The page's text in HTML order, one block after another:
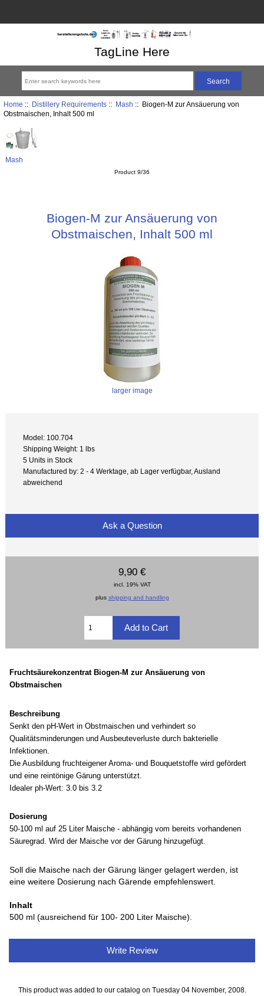
TagLine Here
Home :: Distillery Requirements:: Mash :: Biogen-M zur Ansäuerung von
Obstmaischen, Inhalt 500 ml
Mash
Product 9/36
Biogen-M zur Ansäuerung von
Obstmaischen, Inhalt 500 ml
larger image
Model: 100.704
Shipping Weight: 1 lbs
5 Units in Stock
Manufactured by: 2 - 4 Werktage, ab Lager verfügbar, Ausland
abweichend
Ask a Question
9,90 €
incl. 19% VAT
plus shipping and handling
Fruchtsäurekonzentrat Biogen-M zur Ansäuerung von
Obstmaischen
Beschreibung
Senkt den pH-Wert in Obstmaischen und verhindert so
Qualitätsminderungen und Ausbeuteverluste durch bakterielle
Infektionen.
Die Ausbildung fruchteigener Aroma- und Bouquetstoffe wird gefördert
und eine reintönige Gärung unterstützt.
Idealer ph-Wert: 3.0 bis 3.2
Dosierung
50-100 ml auf 25 Liter Maische - abhängig vom bereits vorhandenen
Säuregrad. Wird der Maische vor der Gärung hinzugefügt.
Soll die Maische nach der Gärung länger gelagert werden, ist
eine weitere Dosierung nach Gärende empfehlenswert.
Inhalt
500 ml (ausreichend für 100- 200 Liter Maische).
Write Review
This product was added to our catalog on Tuesday 04 November, 2008.